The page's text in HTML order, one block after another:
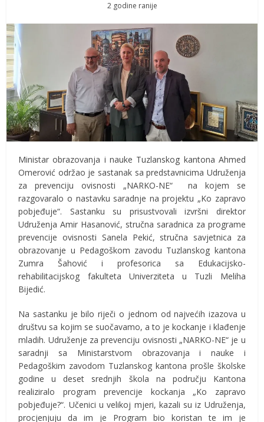
2 godine ranije
Ministar obrazovanja i nauke Tuzlanskog kantona Ahmed
Omerović održao je sastanak sa predstavnicima Udruženja
za prevenciju ovisnosti „NARKO-NE“ na kojem se
razgovaralo o nastavku saradnje na projektu „Ko zapravo
pobjeđuje“. Sastanku su prisustvovali izvršni direktor
Udruženja Amir Hasanović, stručna saradnica za programe
prevencije ovisnosti Sanela Pekić, stručna savjetnica za
obrazovanje u Pedagoškom zavodu Tuzlanskog kantona
Zumra Šahović i profesorica sa Edukacijsko-
rehabilitacijskog fakulteta Univerziteta u Tuzli Meliha
Bijedić.
Na sastanku je bilo riječi o jednom od najvećih izazova u
društvu sa kojim se suočavamo, a to je kockanje i klađenje
mladih. Udruženje za prevenciju ovisnosti „NARKO-NE“ je u
saradnji sa Ministarstvom obrazovanja i nauke i
Pedagoškim zavodom Tuzlanskog kantona prošle školske
godine u deset srednjih škola na području Kantona
realiziralo program prevencije kockanja „Ko zapravo
pobjeđuje?“. Učenici u velikoj mjeri, kazali su iz Udruženja,
procjenjuju da im je Program bio koristan te im je